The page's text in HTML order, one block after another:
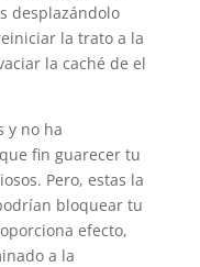
desplazándolo
la trato a la
la caché de el
y no ha
fin guarecer tu
Pero, estas la
bloquear tu
efecto,
a la